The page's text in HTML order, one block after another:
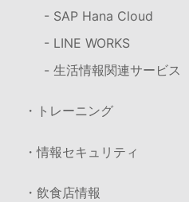
- SAP Hana Cloud
- LINE WORKS
- 生活情報関連サービス
・トレーニング
・情報セキュリティ
・飲食店情報